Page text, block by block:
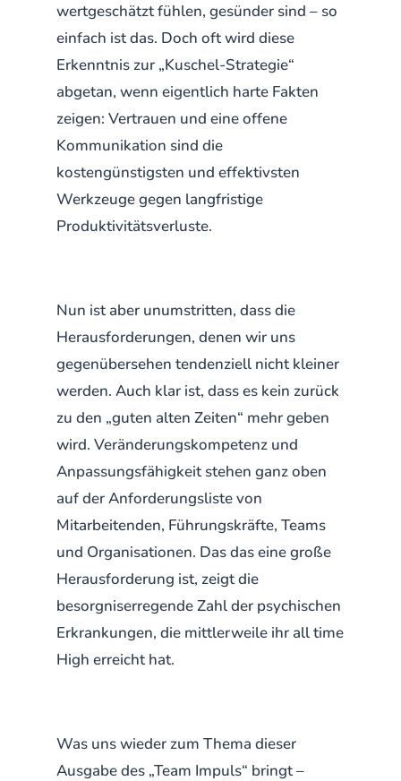
wertgeschätzt fühlen, gesünder sind – so
einfach ist das. Doch oft wird diese
Erkenntnis zur „Kuschel-Strategie“
abgetan, wenn eigentlich harte Fakten
zeigen: Vertrauen und eine offene
Kommunikation sind die
kostengünstigsten und effektivsten
Werkzeuge gegen langfristige
Produktivitätsverluste.
Nun ist aber unumstritten, dass die
Herausforderungen, denen wir uns
gegenübersehen tendenziell nicht kleiner
werden. Auch klar ist, dass es kein zurück
zu den „guten alten Zeiten“ mehr geben
wird. Veränderungskompetenz und
Anpassungsfähigkeit stehen ganz oben
auf der Anforderungsliste von
Mitarbeitenden, Führungskräfte, Teams
und Organisationen. Das das eine große
Herausforderung ist, zeigt die
besorgniserregende Zahl der psychischen
Erkrankungen, die mittlerweile ihr all time
High erreicht hat.
Was uns wieder zum Thema dieser
Ausgabe des „Team Impuls“ bringt –